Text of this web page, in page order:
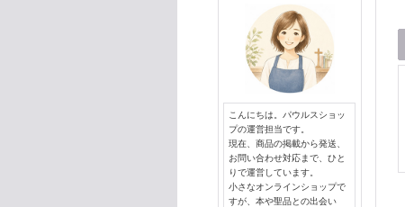
こんにちは。パウルスショッ
プの運営担当です。
現在、商品の掲載から発送、
お問い合わせ対応まで、ひと
りで運営しています。
小さなオンラインショップで
すが、本や聖品との出会い